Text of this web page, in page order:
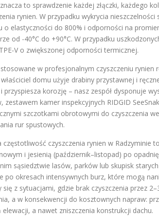
to sprawdzenie każdej złączki, każdego
rynien. W przypadku wykrycia
o elastyczności do 800% i odporności na
od -40°C do +90°C. W przypadku
V o zwiększonej odporności termicznej.
w profesjonalnym czyszczeniu
domu użyje drabiny przystawnej i
przyspiesza korozję – nasz zespół dysponuje
zestawem kamer inspekcyjnych RIDGID
szczotkami obrotowymi do czyszczenia
rur spustowych.
częstotliwość czyszczenia rynien w
i jesienią (październik–listopad) po
sąsiedztwie lasów, parków lub skupisk
po okresach intensywnych burz, które mogą
się z sytuacjami, gdzie brak czyszczenia przez
a w konsekwencji do kosztownych napraw:
elewacji, a nawet zniszczenia konstrukcji dachu.